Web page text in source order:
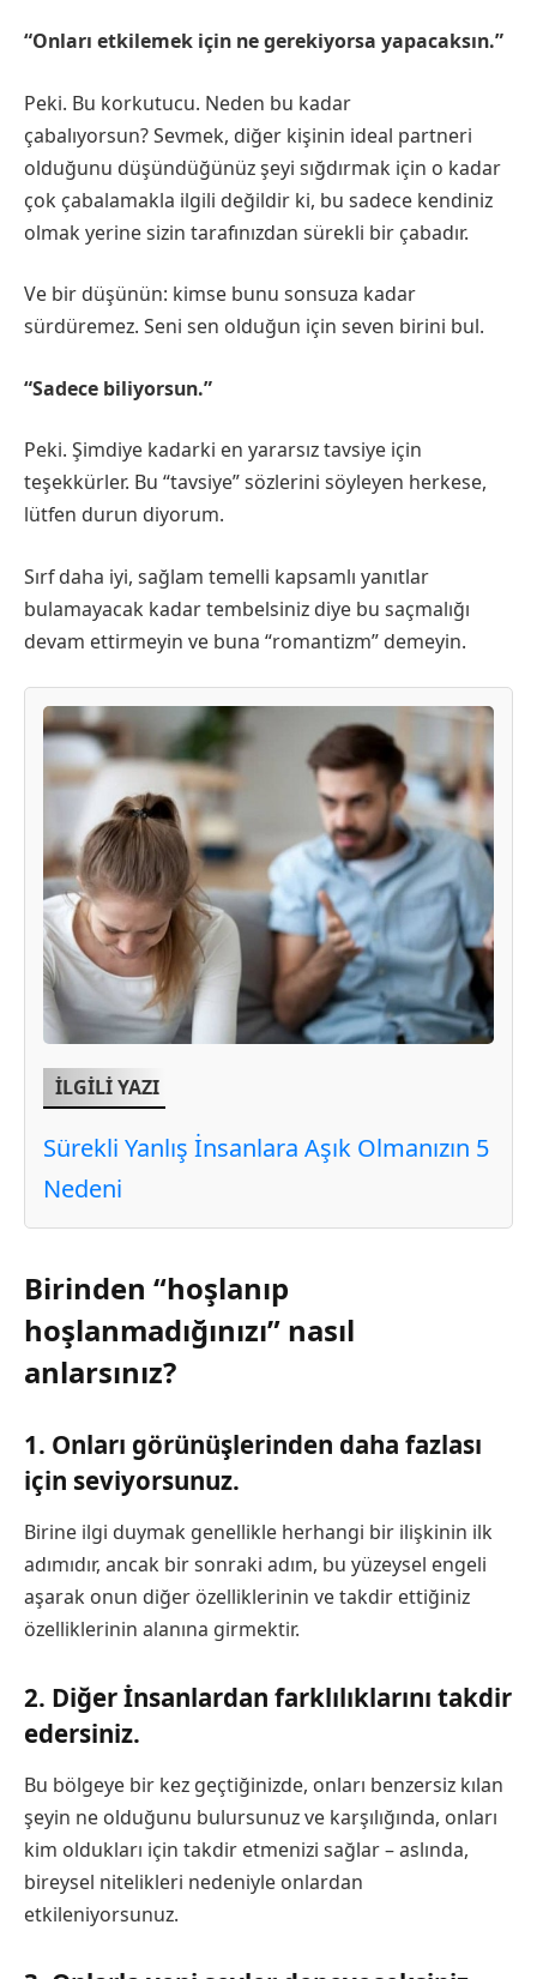
“Onları etkilemek için ne gerekiyorsa yapacaksın.”
Peki. Bu korkutucu. Neden bu kadar
çabalıyorsun? Sevmek, diğer kişinin ideal partneri
olduğunu düşündüğünüz şeyi sığdırmak için o kadar
çok çabalamakla ilgili değildir ki, bu sadece kendiniz
olmak yerine sizin tarafınızdan sürekli bir çabadır.
Ve bir düşünün: kimse bunu sonsuza kadar
sürdüremez. Seni sen olduğun için seven birini bul.
“Sadece biliyorsun.”
Peki. Şimdiye kadarki en yararsız tavsiye için
teşekkürler. Bu “tavsiye” sözlerini söyleyen herkese,
lütfen durun diyorum.
Sırf daha iyi, sağlam temelli kapsamlı yanıtlar
bulamayacak kadar tembelsiniz diye bu saçmalığı
devam ettirmeyin ve buna “romantizm” demeyin.
İLGİLİ YAZI
Sürekli Yanlış İnsanlara Aşık Olmanızın 5
Nedeni
Birinden “hoşlanıp
hoşlanmadığınızı” nasıl
anlarsınız?
1. Onları görünüşlerinden daha fazlası
için seviyorsunuz.
Birine ilgi duymak genellikle herhangi bir ilişkinin ilk
adımıdır, ancak bir sonraki adım, bu yüzeysel engeli
aşarak onun diğer özelliklerinin ve takdir ettiğiniz
özelliklerinin alanına girmektir.
2. Diğer İnsanlardan farklılıklarını takdir
edersiniz.
Bu bölgeye bir kez geçtiğinizde, onları benzersiz kılan
şeyin ne olduğunu bulursunuz ve karşılığında, onları
kim oldukları için takdir etmenizi sağlar – aslında,
bireysel nitelikleri nedeniyle onlardan
etkileniyorsunuz.